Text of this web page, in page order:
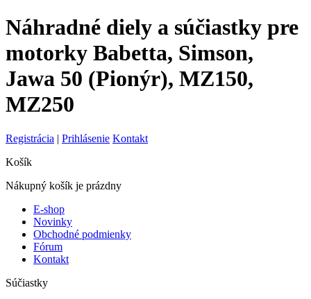
Náhradné diely a súčiastky pre
motorky Babetta, Simson,
Jawa 50 (Pionýr), MZ150,
MZ250
Registrácia | Prihlásenie Kontakt
Košík
Nákupný košík je prázdny
E-shop
Novinky
Obchodné podmienky
Fórum
Kontakt
Súčiastky